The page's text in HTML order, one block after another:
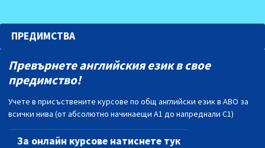
ПРЕДИМСТВА
Превърнете английския език в свое
предимство!
Учете в присъствените курсове по общ английски език в АВО за
всички нива (от абсолютно начинаещи А1 до напреднали С1)
За онлайн курсове натиснете тук